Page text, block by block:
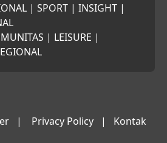
| SPORT | INSIGHT |
| LEISURE |
| Privacy Policy | Kontak